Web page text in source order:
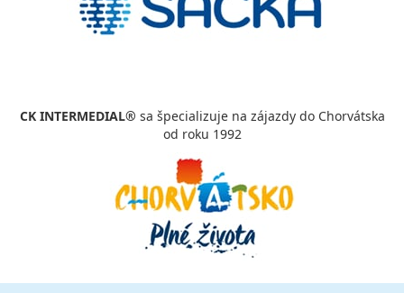
CK INTERMEDIAL® sa špecializuje na zájazdy do Chorvátska
od roku 1992